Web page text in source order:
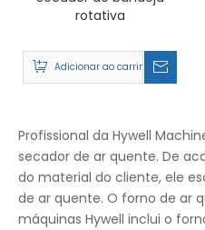
rotativa
Adicionar ao carrinho
Profissional da Hywell
secador de ar quente. De
do material do cliente, ele
de ar quente. O forno de ar
máquinas Hywell inclui o